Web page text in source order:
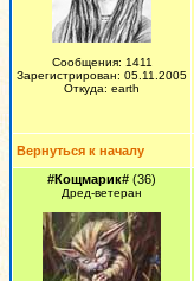
Сообщения: 1411
Зарегистрирован: 05.11.2005
Откуда: earth
Вернуться к началу
#Кощмарик# (36)
Дред-ветеран